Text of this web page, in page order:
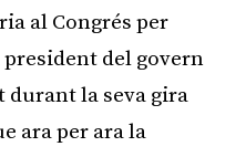
al Congrés per
del govern
durant la seva gira
ara per ara la